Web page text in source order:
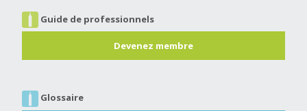
Guide de professionnels
Devenez membre
Glossaire